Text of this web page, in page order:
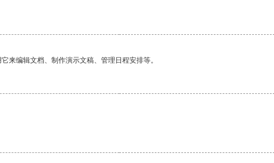
来编辑文档、制作演示文稿、管理日程安排等。